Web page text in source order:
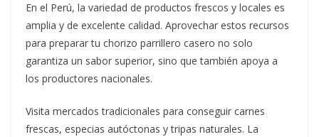
En el Perú, la variedad de productos frescos y locales es
amplia y de excelente calidad. Aprovechar estos recursos
para preparar tu chorizo parrillero casero no solo
garantiza un sabor superior, sino que también apoya a
los productores nacionales.
Visita mercados tradicionales para conseguir carnes
frescas, especias autóctonas y tripas naturales. La